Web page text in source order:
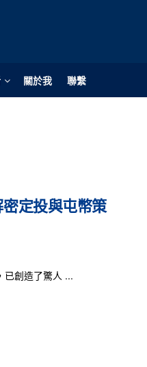
關於我 聯繫
定投與屯幣策
已創造了驚人 ...